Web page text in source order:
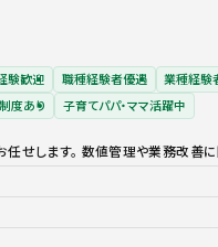
験歓迎 職種経験者優遇 業種経験
度あり 子育てパパ・ママ活躍中
任せします。 数値管理や業務改善